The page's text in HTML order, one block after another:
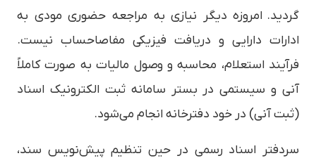
گردید. امروزه دیگر نیازی به مراجعه حضوری مودی به
ادارات دارایی و دریافت فیزیکی مفاصاحساب نیست.
فرآیند استعلام، محاسبه و وصول مالیات به صورت کاملاً
آنی و سیستمی در بستر سامانه ثبت الکترونیک اسناد
(ثبت آنی) در خود دفترخانه انجام می‌شود.
سردفتر اسناد رسمی در حین تنظیم پیش‌نویس سند،